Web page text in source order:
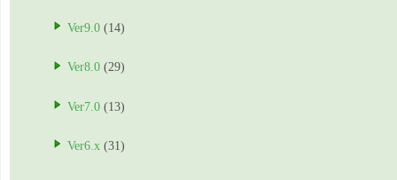
Ver9.0 (14)
Ver8.0 (29)
Ver7.0 (13)
Ver6.x (31)